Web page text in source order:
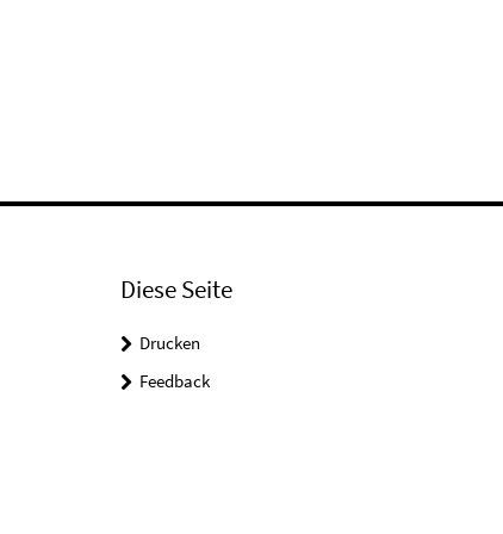
Diese Seite
Drucken
Feedback